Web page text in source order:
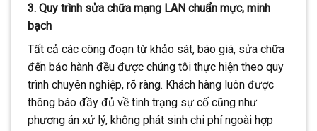
3. Quy trình sửa chữa mạng LAN chuẩn mực, minh
bạch
Tất cả các công đoạn từ khảo sát, báo giá, sửa chữa
đến bảo hành đều được chúng tôi thực hiện theo quy
trình chuyên nghiệp, rõ ràng. Khách hàng luôn được
thông báo đầy đủ về tình trạng sự cố cũng như
phương án xử lý, không phát sinh chi phí ngoài hợp